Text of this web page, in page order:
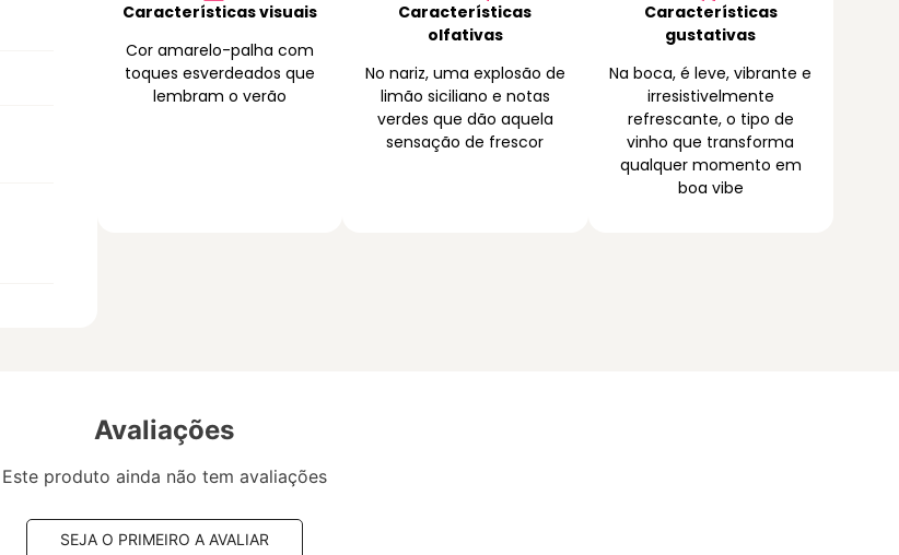
Características visuais
Cor amarelo-palha com
toques esverdeados que
lembram o verão
Características
olfativas
No nariz, uma explosão de
limão siciliano e notas
verdes que dão aquela
sensação de frescor
Características
gustativas
Na boca, é leve, vibrante e
irresistivelmente
refrescante, o tipo de
vinho que transforma
qualquer momento em
boa vibe
Avaliações
Este produto ainda não tem avaliações
SEJA O PRIMEIRO A AVALIAR